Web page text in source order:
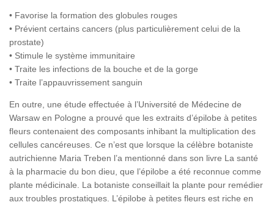
• Favorise la formation des globules rouges
• Prévient certains cancers (plus particulièrement celui de la
prostate)
• Stimule le système immunitaire
• Traite les infections de la bouche et de la gorge
• Traite l’appauvrissement sanguin
En outre, une étude effectuée à l’Université de Médecine de
Warsaw en Pologne a prouvé que les extraits d’épilobe à petites
fleurs contenaient des composants inhibant la multiplication des
cellules cancéreuses. Ce n’est que lorsque la célèbre botaniste
autrichienne Maria Treben l’a mentionné dans son livre La santé
à la pharmacie du bon dieu, que l’épilobe a été reconnue comme
plante médicinale. La botaniste conseillait la plante pour remédier
aux troubles prostatiques. L’épilobe à petites fleurs est riche en